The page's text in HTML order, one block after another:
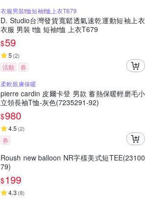
衣服男裝t恤短袖t恤上衣T679
D. Studio台灣發貨寬鬆透氣速乾運動短袖上衣
衣服 男裝 t恤 短袖t恤 上衣T679
$59
5 (2)
活動
券
柔軟親膚保暖
pierre cardin 皮爾卡登 男款 蓄熱保暖輕磨毛小
立領長袖T恤-灰色(7235291-92)
$980
4.5 (2)
券
Roush new balloon NR字樣美式短TEE(23100
79)
$199
4.3 (8)